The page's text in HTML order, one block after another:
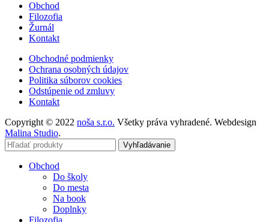
Obchod
Filozofia
Žurnál
Kontakt
Obchodné podmienky
Ochrana osobných údajov
Politika súborov cookies
Odstúpenie od zmluvy
Kontakt
Copyright © 2022 noša s.r.o. Všetky práva vyhradené. Webdesign
Malina Studio.
Vyhľadávanie
Obchod
Do školy
Do mesta
Na book
Doplnky
Filozofia